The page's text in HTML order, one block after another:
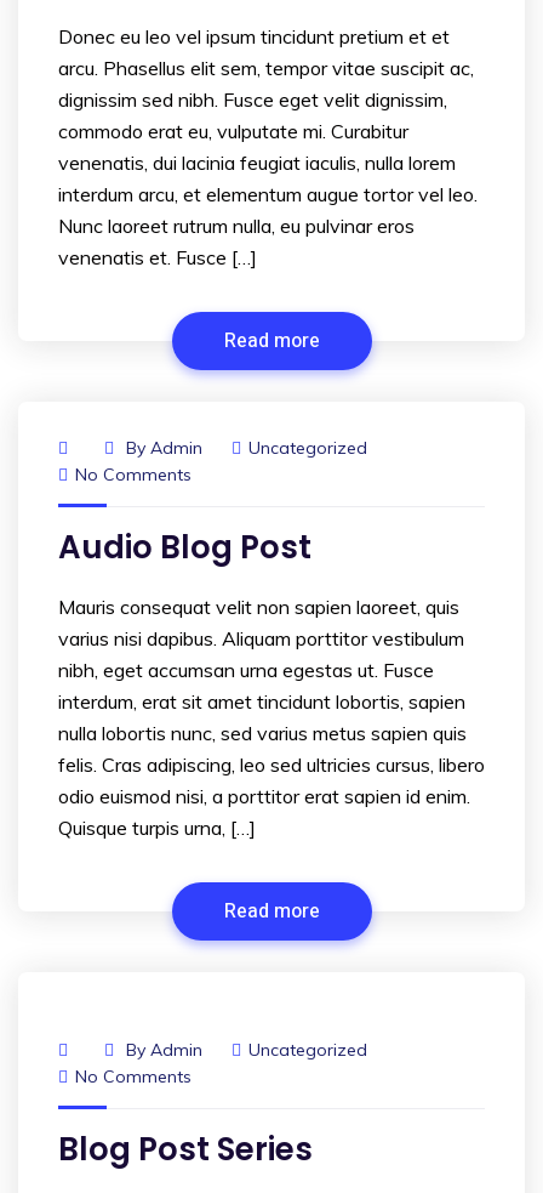
Donec eu leo vel ipsum tincidunt pretium et et
arcu. Phasellus elit sem, tempor vitae suscipit ac,
dignissim sed nibh. Fusce eget velit dignissim,
commodo erat eu, vulputate mi. Curabitur
venenatis, dui lacinia feugiat iaculis, nulla lorem
interdum arcu, et elementum augue tortor vel leo.
Nunc laoreet rutrum nulla, eu pulvinar eros
venenatis et. Fusce […]
Read more
By Admin
Uncategorized
No Comments
Audio Blog Post
Mauris consequat velit non sapien laoreet, quis
varius nisi dapibus. Aliquam porttitor vestibulum
nibh, eget accumsan urna egestas ut. Fusce
interdum, erat sit amet tincidunt lobortis, sapien
nulla lobortis nunc, sed varius metus sapien quis
felis. Cras adipiscing, leo sed ultricies cursus, libero
odio euismod nisi, a porttitor erat sapien id enim.
Quisque turpis urna, […]
Read more
By Admin
Uncategorized
No Comments
Blog Post Series